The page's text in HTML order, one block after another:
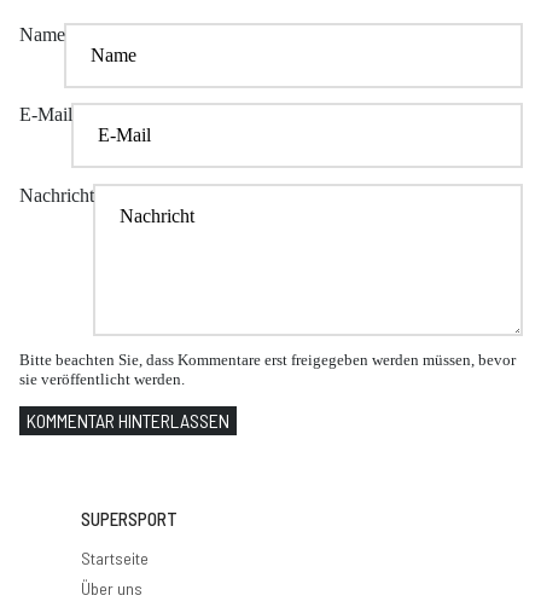
Name
E-Mail
Nachricht
Bitte beachten Sie, dass Kommentare erst freigegeben werden müssen, bevor
sie veröffentlicht werden.
KOMMENTAR HINTERLASSEN
SUPERSPORT
Startseite
Über uns